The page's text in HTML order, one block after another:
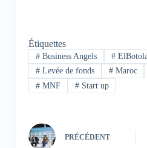
Étiquettes
#Business Angels #
#Levée de fonds #Maroc
#MNF #Start up
PRÉCÉDENT